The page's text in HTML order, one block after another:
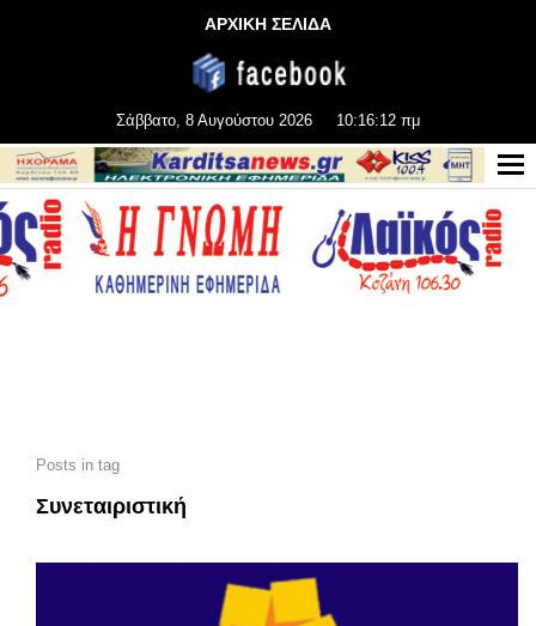
ΑΡΧΙΚΗ ΣΕΛΙΔΑ
Σάββατο, 8 Αυγούστου 2026 10:16:14 πμ
Posts in tag
Συνεταιριστική